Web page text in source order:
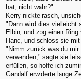
hat, nicht wahr?"
Kerry nickte rasch,
"Dann wird dies vielleicht
Elbin, und zog einen
Hand, und schloss sie mit
"Nimm zurück was du
verwenden," sagte sie
erfüllen, so hoffe ich
Gandalf erwiderte lange